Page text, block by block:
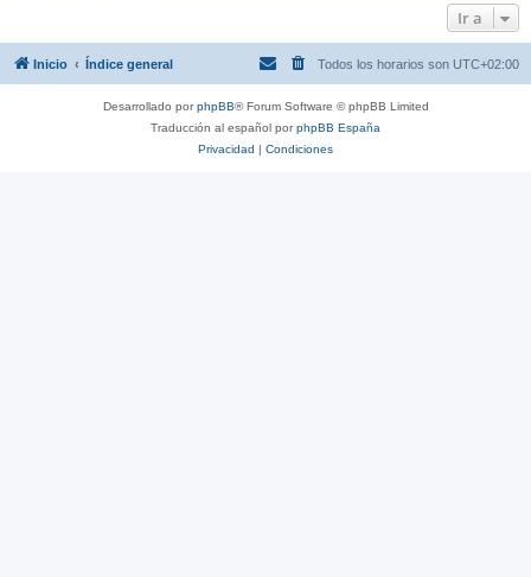
Ir a
Inicio Índice general Todos los horarios son UTC+02:00
Desarrollado porphpBB® Forum Software © phpBB Limited
Traducción al español porphpBB España
Privacidad | Condiciones